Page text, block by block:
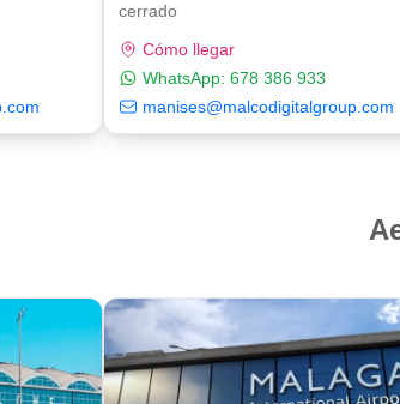
cerrado
Cómo llegar
WhatsApp: 678 386 933
manises@malcodigitalgroup.com